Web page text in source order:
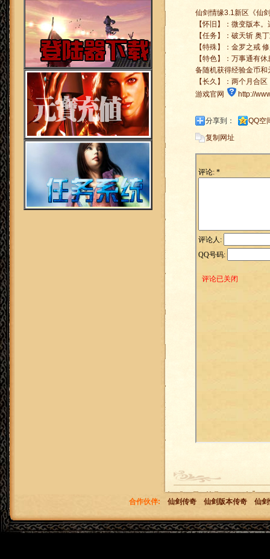
仙剑情缘3.1新区《仙
【怀旧】：微变版本
【任务】：破天斩 奥
【特殊】：金罗之戒
【特色】：万事通有
备随机获得经验金币和
【长久】：两个月合
游戏官网
http://
分享到：
QQ空
复制网址
合作伙伴: 仙剑传奇 仙剑版本传奇 仙